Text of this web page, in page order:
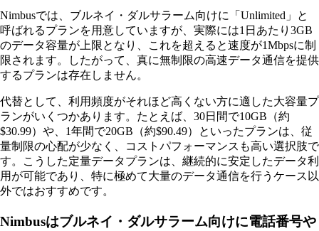
Nimbusでは、ブルネイ・ダルサラーム向けに「Unlimited」と
呼ばれるプランを用意していますが、実際には1日あたり3GB
のデータ容量が上限となり、これを超えると速度が1Mbpsに制
限されます。したがって、真に無制限の高速データ通信を提供
するプランは存在しません。
代替として、利用頻度がそれほど高くない方に適した大容量プ
ランがいくつかあります。たとえば、30日間で10GB（約
$30.99）や、1年間で20GB（約$90.49）といったプランは、従
量制限の心配が少なく、コストパフォーマンスも高い選択肢で
す。こうした定量データプランは、継続的に安定したデータ利
用が可能であり、特に極めて大量のデータ通信を行うケース以
外ではおすすめです。
Nimbusはブルネイ・ダルサラーム向けに電話番号や